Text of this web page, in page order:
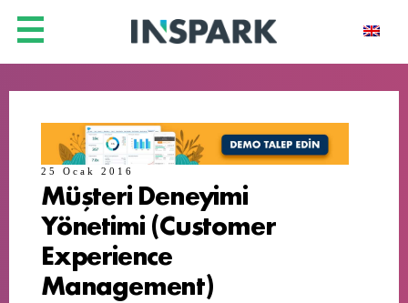
25 Ocak 2016
Müşteri Deneyimi
Yönetimi (Customer
Experience
Management)